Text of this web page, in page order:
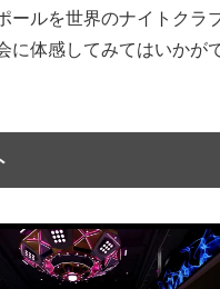
ールを世界のナイトク
に体感してみてはいかが